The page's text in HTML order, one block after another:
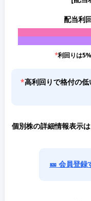
配当利
*利回りは
*高利回りで格付の
個別株の詳細情報表示は
🎫 会員登録